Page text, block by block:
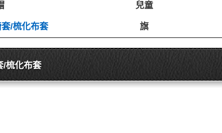
兒童
/梳化布套 旗
/梳化布套